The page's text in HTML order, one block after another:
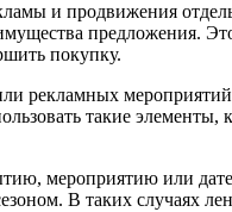
и продвижения
предложения.
покупку.
рекламных
такие элементы,
мероприятию или
В таких случаях